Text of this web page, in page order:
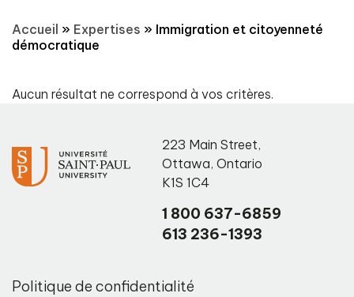
Accueil » Expertises » Immigration et citoyenneté
démocratique
Aucun résultat ne correspond à vos critères.
223 Main Street,
Ottawa, Ontario
K1S 1C4
1 800 637-6859
613 236-1393
Politique de confidentialité